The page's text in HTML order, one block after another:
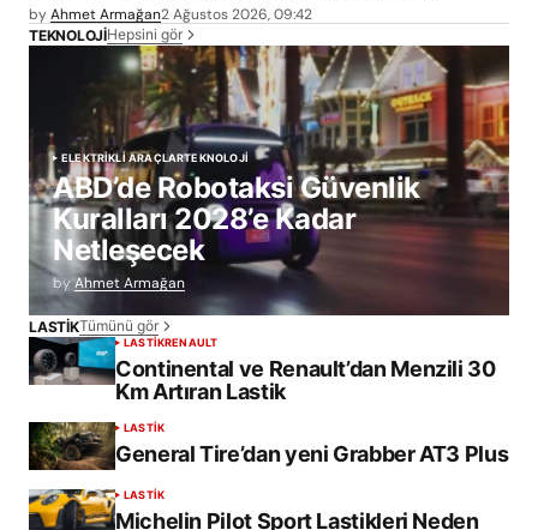
byAhmet Armağan2 Ağustos 2026, 09:42
TEKNOLOJİHepsini gör
ELEKTRİKLİ ARAÇLARTEKNOLOJİ
ABD’de Robotaksi Güvenlik
Kuralları 2028’e Kadar
Netleşecek
byAhmet Armağan
LASTİKTümünü gör
LASTİKRENAULT
Continental ve Renault’dan Menzili 30
Km Artıran Lastik
LASTİK
General Tire’dan yeni Grabber AT3 Plus
LASTİK
Michelin Pilot Sport Lastikleri Neden